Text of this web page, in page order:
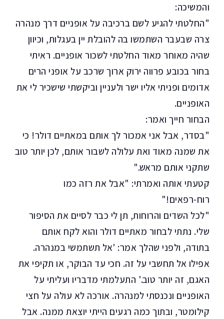
והמשיכה:
"החלטתי להגיע לשם ברכיבה על אופניים דרך מנהרה
צרה שבעבר השתמשו בה להובלת יין בעגלות, וכיוון
שהיה מאוחר מאוד החלטתי לשכור אופניים. ראיתי
בחור בכובע פרווה ירוק ארוך שרכב על אופני הרים
אדומים ופניתי אליו ישר ולעניין וביקשתי שישכיר לי את
האופניים.
הבחור חייך ואמר:
"בסדר, אבל אני אמכור לך אותם במאתיים דולר! כי
את שמנה מאוד ואת עלולה לשבור אותם, לכן יותר טוב
שתקני אותם מראש."
קטעתי אותה ואמרתי: "אבל את רזה כמו
רוח-רפאים!"
"לכל השדים והרוחות, תן לי כבר לסיים את הסיפור
שלי. נתתי לבחור מאתיים דולר והוא לקח אותם
בתודה, ולפני שהלך אמר: 'אל תשתמשי במנהרה.
אפילו אל תחשבי על זה. חכי עד הבוקר, או תקיפי את
האגם, זה יותר טוב.' התעלמתי מדבריו ועליתי על
האופניים ונכנסתי למנהרה. אורכה לא עולה על חצי
קילומטר, ובתוך כמה רגעים הייתי יוצאת ממנה. אבל